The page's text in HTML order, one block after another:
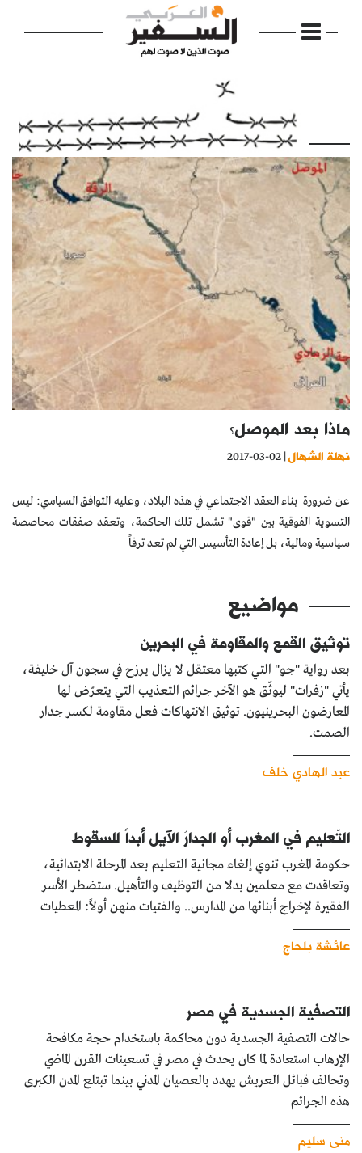
الرئيسية
مواضيع
إفتتاحية
فكرة
دفاتر
بالصورة
كتّابنا
الأرشيف
ماذا بعد الموصل؟
نهلة الشهال| 02-03-2017
عن ضرورة بناء العقد الاجتماعي في هذه البلاد، وعليه التوافق السياسي: ليس
التسوية الفوقية بين "قوى" تشمل تلك الحاكمة، وتعقد صفقات محاصصة
سياسية ومالية، بل إعادة التأسيس التي لم تعد ترفاً
مواضيع
توثيق القمع والمقاومة في البحرين
بعد رواية "جو" التي كتبها معتقل لا يزال يرزح في سجون آل خليفة،
يأتي "زفرات" ليوثّق هو الآخر جرائم التعذيب التي يتعرّض لها
المعارضون البحرينيون. توثيق الانتهاكات فعل مقاومة لكسر جدار
الصمت.
عبد الهادي خلف
التّعليم في المغرب أو الجدارُ الآيل أبداً للسقوط
حكومة المغرب تنوي إلغاء مجانية التعليم بعد المرحلة الابتدائية،
وتعاقدت مع معلمين بدلا من التوظيف والتأهيل. ستضطر الأسر
الفقيرة لإخراج أبنائها من المدارس.. والفتيات منهن أولاً: المعطيات
عائشة بلحاج
التصفية الجسدية في مصر
حالات التصفية الجسدية دون محاكمة باستخدام حجة مكافحة
الإرهاب استعادة لما كان يحدث في مصر في تسعينات القرن الماضي
وتحالف قبائل العريش يهدد بالعصيان المدني بينما تبتلع المدن الكبرى
هذه الجرائم
منى سليم